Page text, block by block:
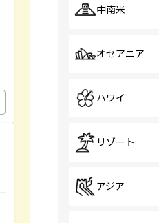
中南米
オセアニア
ハワイ
リゾート
アジア